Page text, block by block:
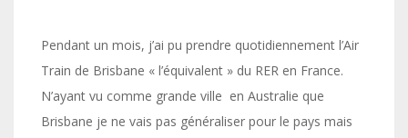
Pendant un mois, j’ai pu prendre quotidiennement l’Air
Train de Brisbane « l’équivalent » du RER en France.
N’ayant vu comme grande ville en Australie que
Brisbane je ne vais pas généraliser pour le pays mais